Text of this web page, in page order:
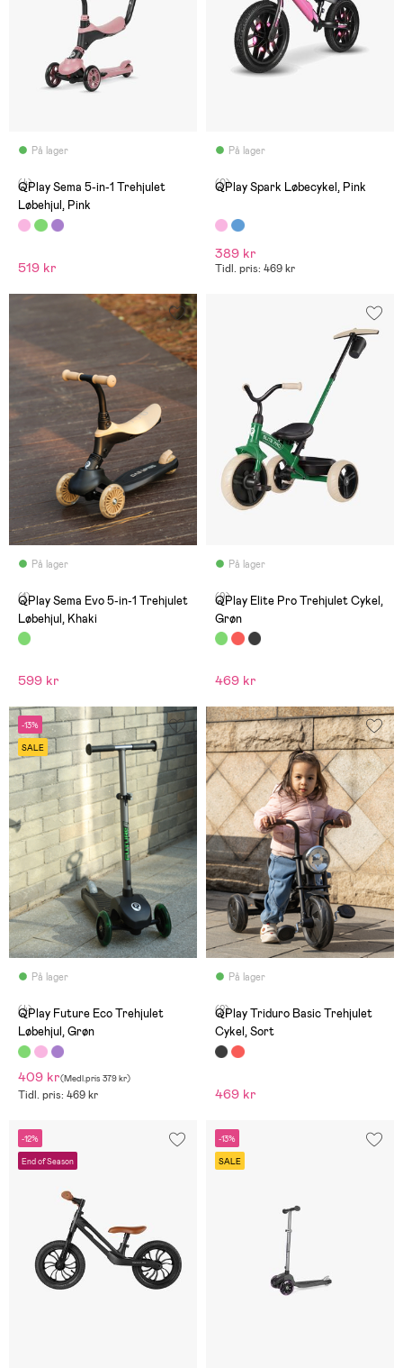
På lager
(4)
QPlay Sema 5-in-1 Trehjulet
Løbehjul, Pink
519 kr
På lager
(0)
QPlay Spark Løbecykel, Pink
389 kr
Tidl. pris: 469 kr
På lager
(1)
QPlay Sema Evo 5-in-1 Trehjulet
Løbehjul, Khaki
599 kr
På lager
(9)
QPlay Elite Pro Trehjulet Cykel,
Grøn
469 kr
-13%
SALE
På lager
(4)
QPlay Future Eco Trehjulet
Løbehjul, Grøn
409 kr(Medl.pris 379 kr)
Tidl. pris: 469 kr
På lager
(2)
QPlay Triduro Basic Trehjulet
Cykel, Sort
469 kr
-12%
End of Season
-13%
SALE